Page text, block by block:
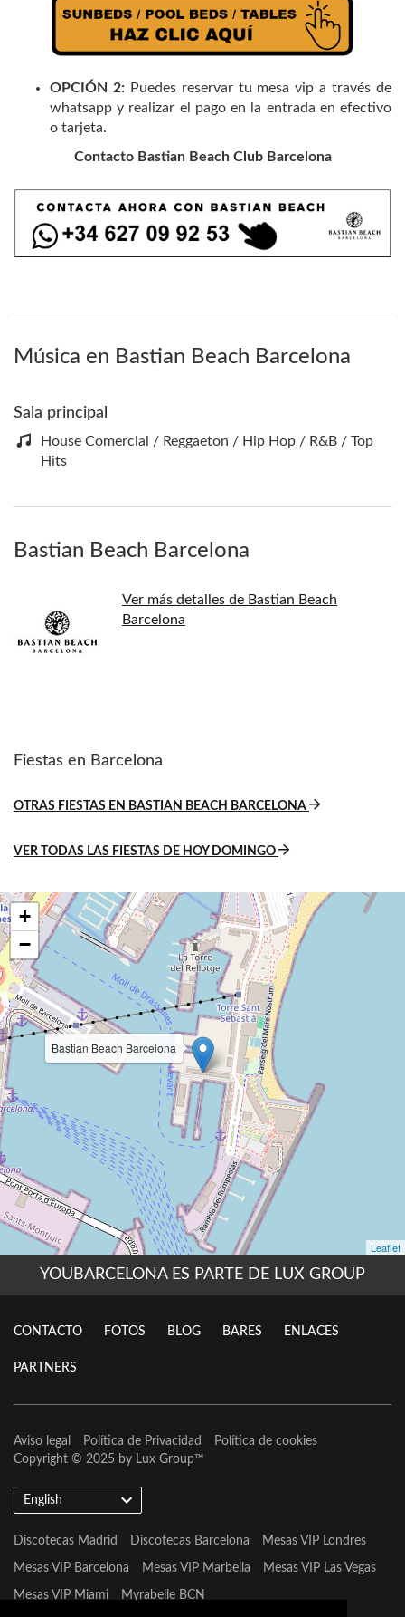
OPCIÓN 2:Puedes reservar tu mesa vip a través de
whatsapp y realizar el pago en la entrada en efectivo
o tarjeta.
Contacto Bastian Beach Club Barcelona
Música en Bastian Beach Barcelona
Sala principal
House Comercial / Reggaeton / Hip Hop / R&B / Top
Hits
Bastian Beach Barcelona
Ver más detalles de Bastian Beach
Barcelona
Fiestas en Barcelona
OTRAS FIESTAS EN BASTIAN BEACH BARCELONA
VER TODAS LAS FIESTAS DE HOY DOMINGO
YOUBARCELONA ES PARTE DE LUX GROUP
CONTACTO FOTOS BLOG BARES ENLACES
PARTNERS
Aviso legal Política de Privacidad
Política de cookies
Copyright © 2025 by Lux Group™
English
Discotecas Madrid Discotecas Barcelona Mesas VIP Londres
Mesas VIP Barcelona Mesas VIP Marbella Mesas VIP Las Vegas
Mesas VIP Miami Myrabelle BCN